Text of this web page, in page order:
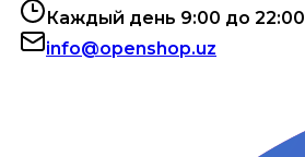
Каждый день 9:00 до 22:00
info@openshop.uz